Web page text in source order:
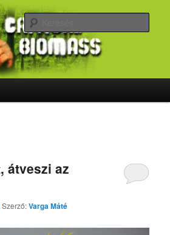
átveszi az
Szerző:Varga Máté